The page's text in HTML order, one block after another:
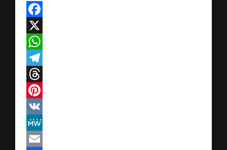
Facebook
X
WhatsApp
Telegram
Threads
Pinterest
VK
MeWe